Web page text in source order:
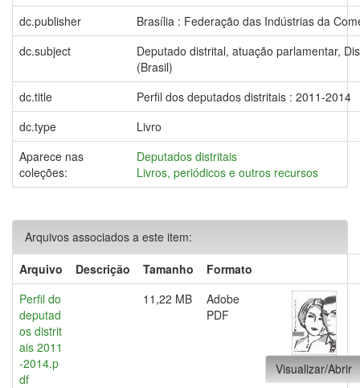
dc.publisher
Brasília : Federação das Indústrias da
dc.subject
Deputado distrital, atuação parlamentar,
(Brasil)
dc.title
Perfil dos deputados distritais : 2011-2014
dc.type
Livro
Aparece nas
coleções:
Deputados distritais
Livros, periódicos e outros recursos
Arquivos associados a este item:
Arquivo
Descrição Tamanho
Formato
Perfil do
deputad
os distrit
ais 2011
-2014.p
df
11,22 MB
Adobe
PDF
Visualizar/Abrir